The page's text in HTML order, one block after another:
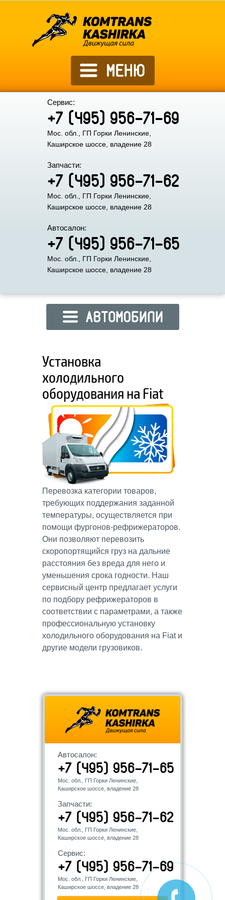
Сервис:
+7 (495) 956-71-69
Мос. обл., ГП Горки Ленинские,
Каширское шоссе, владение 28
Запчасти:
+7 (495) 956-71-62
Мос. обл., ГП Горки Ленинские,
Каширское шоссе, владение 28
Автосалон:
+7 (495) 956-71-65
Мос. обл., ГП Горки Ленинские,
Каширское шоссе, владение 28
Установка
холодильного
оборудования на Fiat
Перевозка категории товаров,
требующих поддержания заданной
температуры, осуществляется при
помощи фургонов-рефрижераторов.
Они позволяют перевозить
скоропортящийся груз на дальние
расстояния без вреда для него и
уменьшения срока годности. Наш
сервисный центр предлагает услуги
по подбору рефрижераторов в
соответствии с параметрами, а также
профессиональную установку
холодильного оборудования на Fiat и
другие модели грузовиков.
Автосалон:
+7 (495) 956-71-65
Мос. обл., ГП Горки Ленинские,
Каширское шоссе, владение 28
Запчасти:
+7 (495) 956-71-62
Мос. обл., ГП Горки Ленинские,
Каширское шоссе, владение 28
Сервис:
+7 (495) 956-71-69
Мос. обл., ГП Горки Ленинские,
Каширское шоссе, владение 28